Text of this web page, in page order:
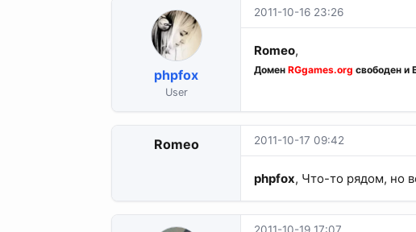
phpfox
User
2011-10-16 23:26
Romeo,
Домен RGgames.org свободен и
Romeo 2011-10-17 09:42
phpfox, Что-то рядом, но